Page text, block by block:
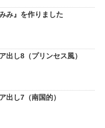
み』を作りました
出し8（プリンセス風）
出し7（南国的）